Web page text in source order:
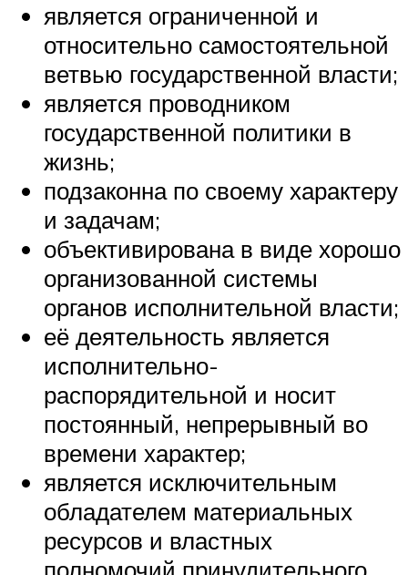
является ограниченной и
относительно самостоятельной
ветвью государственной власти;
является проводником
государственной политики в
жизнь;
подзаконна по своему характеру
и задачам;
объективирована в виде хорошо
организованной системы
органов исполнительной власти;
её деятельность является
исполнительно-
распорядительной и носит
постоянный, непрерывный во
времени характер;
является исключительным
обладателем материальных
ресурсов и властных